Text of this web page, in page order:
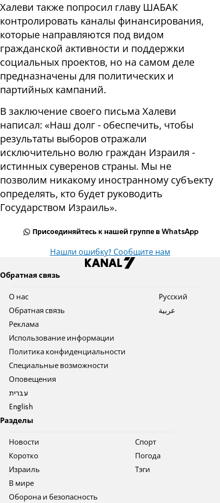
Халеви также попросил главу ШАБАК
контролировать каналы финансирования,
которые направляются под видом
гражданской активности и поддержки
социальных проектов, но на самом деле
предназначены для политических и
партийных кампаний.
В заключение своего письма Халеви
написал: «Наш долг - обеспечить, чтобы
результаты выборов отражали
исключительно волю граждан Израиля -
истинных суверенов страны. Мы не
позволим никакому иностранному субъекту
определять, кто будет руководить
Государством Израиль».
Присоединяйтесь к нашей группе в WhatsApp
Нашли ошибку? Сообщите нам
Обратная связь
О нас
Обратная связь
Реклама
Использование информации
Политика конфиденциальности
Специальные возможности
Оповещения
עברית
English
Pусский
عربية
Разделы
Новости
Коротко
Израиль
В мире
Оборона и безопасность
Спорт
Погода
Тэги